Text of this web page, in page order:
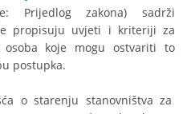
Prijedlog zakona) sadrži
propisuju uvjeti i kriteriji za
osoba koje mogu ostvariti to
postupka.
o starenju stanovništva za